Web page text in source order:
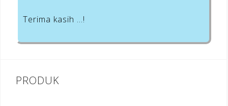
Terima kasih …!
PRODUK